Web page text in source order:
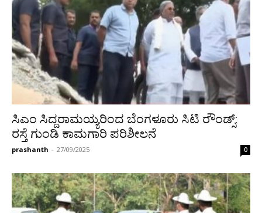
ಸಿಎಂ ಸಿದ್ದರಾಮಯ್ಯರಿಂದ ಬೆಂಗಳೂರು ಸಿಟಿ ರೌಂಡ್ಸ್:
ರಸ್ತೆ ಗುಂಡಿ ಕಾಮಗಾರಿ ಪರಿಶೀಲನೆ
prashanth - 27/09/2025 0